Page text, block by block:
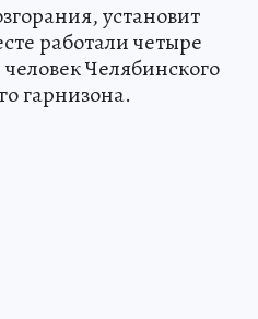
установит
работали четыре
Челябинского
гарнизона.